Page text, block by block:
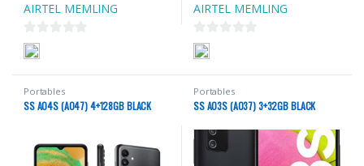
AIRTEL MEMLING
0
s
r
AIRTEL MEMLING
0
s
r
Portables
SS A04S (A047) 4+128GB BLACK
Portables
SS A03S (A037) 3+32GB BLACK